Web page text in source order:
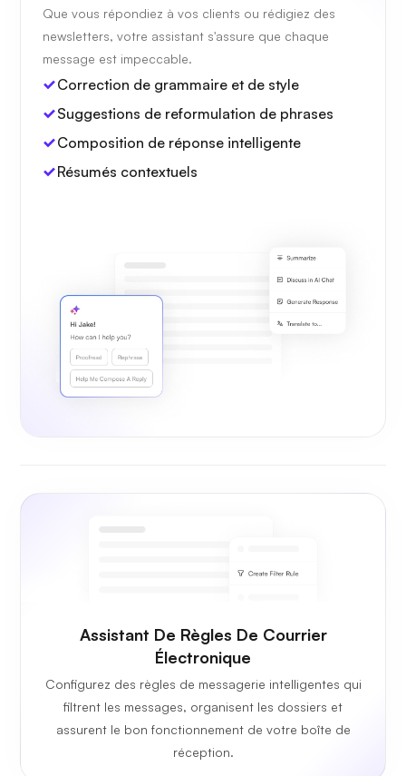
Que vous répondiez à vos clients ou rédigiez des
newsletters, votre assistant s'assure que chaque
message est impeccable.
Correction de grammaire et de style
Suggestions de reformulation de phrases
Composition de réponse intelligente
Résumés contextuels
Assistant De Règles De Courrier
Électronique
Configurez des règles de messagerie intelligentes qui
filtrent les messages, organisent les dossiers et
assurent le bon fonctionnement de votre boîte de
réception.